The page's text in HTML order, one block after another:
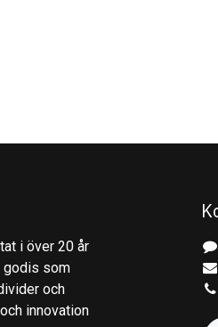
i över 20 år
godis som
och
innovation